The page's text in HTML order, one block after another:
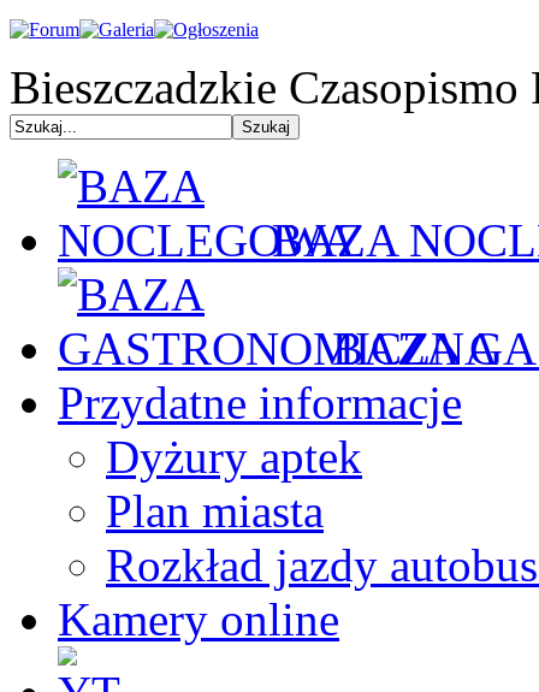
Bieszczadzkie Czasopismo
BAZA
BAZA
Przydatne informacje
Dyżury aptek
Plan miasta
Rozkład jazdy
Kamery online